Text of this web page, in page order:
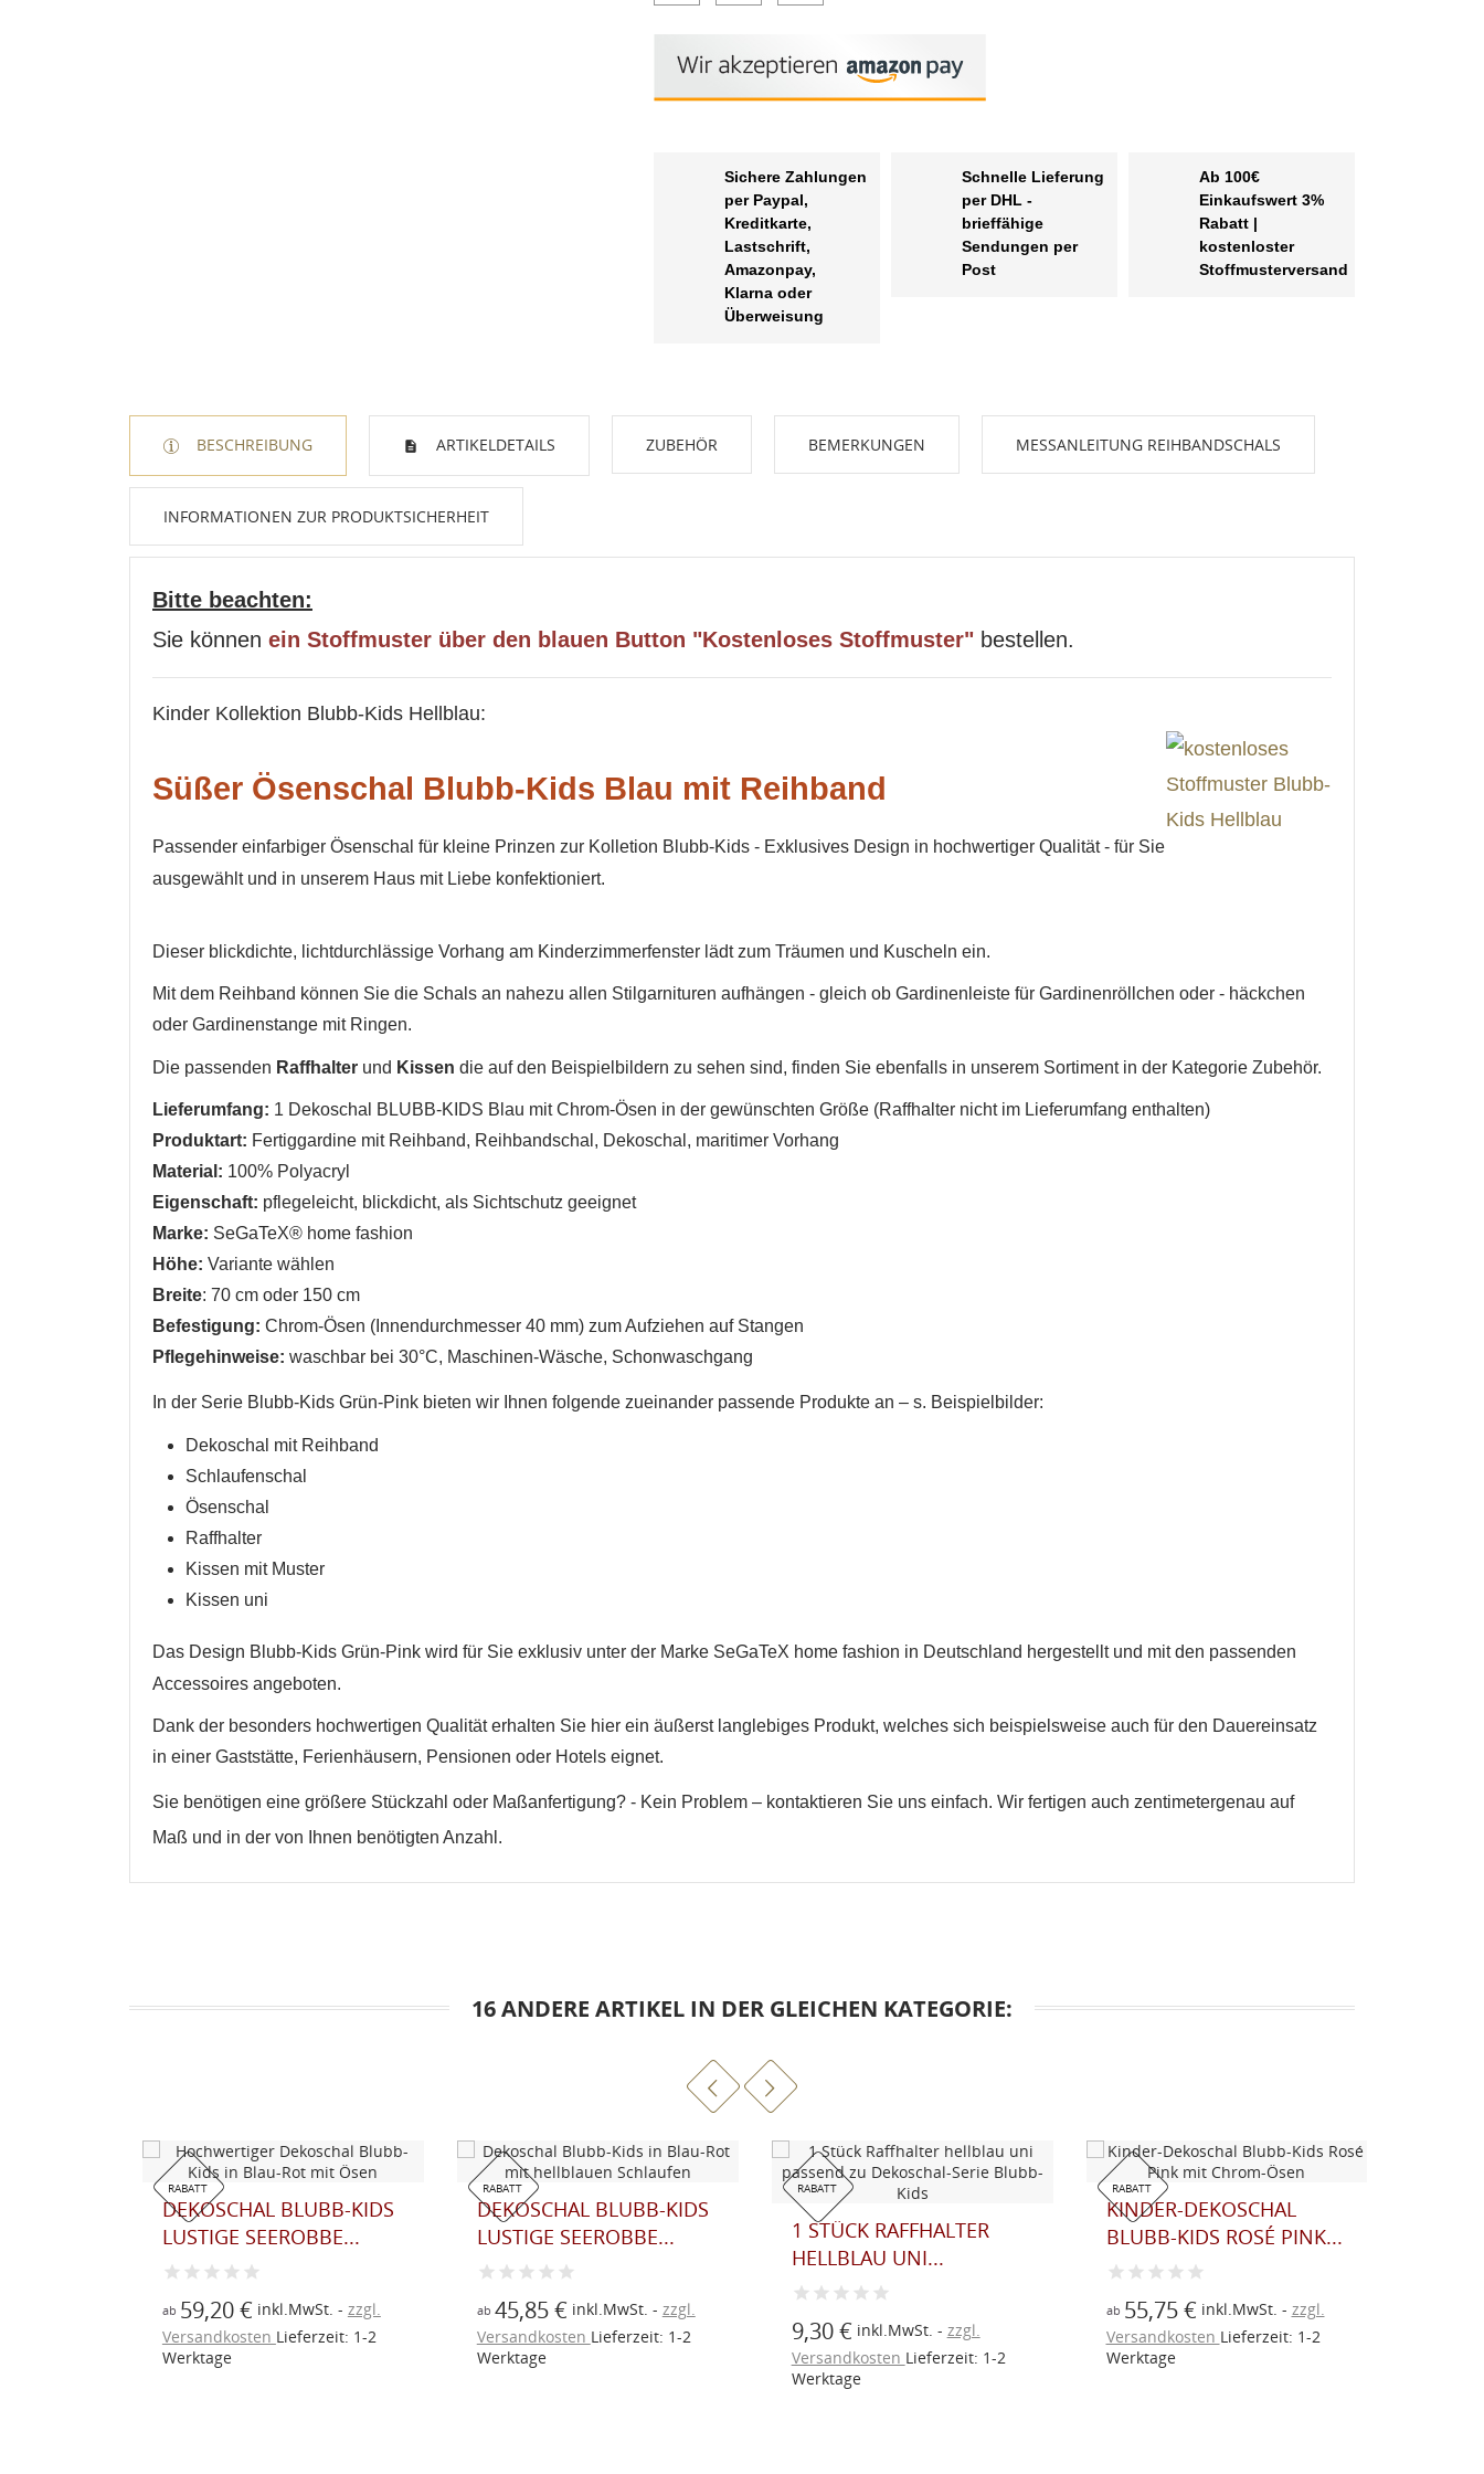
Sichere Zahlungen
per Paypal,
Kreditkarte,
Lastschrift,
Amazonpay,
Klarna oder
Überweisung
Schnelle Lieferung
per DHL -
brieffähige
Sendungen per
Post
Ab 100€
Einkaufswert 3%
Rabatt |
kostenloster
Stoffmusterversand
BESCHREIBUNG ARTIKELDETAILS ZUBEHÖR BEMERKUNGEN MESSANLEITUNG REIHBANDSCHALS
INFORMATIONEN ZUR PRODUKTSICHERHEIT
Bitte beachten:
Sie können ein Stoffmuster über den blauen Button "Kostenloses Stoffmuster" bestellen.
Kinder Kollektion Blubb-Kids Hellblau:
Süßer Ösenschal Blubb-Kids Blau mit Reihband
Passender einfarbiger Ösenschal für kleine Prinzen zur Kolletion Blubb-Kids - Exklusives Design in hochwertiger Qualität - für Sie
ausgewählt und in unserem Haus mit Liebe konfektioniert.
Dieser blickdichte, lichtdurchlässige Vorhang am Kinderzimmerfenster lädt zum Träumen und Kuscheln ein.
Mit dem Reihband können Sie die Schals an nahezu allen Stilgarnituren aufhängen - gleich ob Gardinenleiste für Gardinenröllchen oder - häckchen
oder Gardinenstange mit Ringen.
Die passenden Raffhalter und Kissen die auf den Beispielbildern zu sehen sind, finden Sie ebenfalls in unserem Sortiment in der Kategorie Zubehör.
Lieferumfang: 1 Dekoschal BLUBB-KIDS Blau mit Chrom-Ösen in der gewünschten Größe (Raffhalter nicht im Lieferumfang enthalten)
Produktart: Fertiggardine mit Reihband, Reihbandschal, Dekoschal, maritimer Vorhang
Material: 100% Polyacryl
Eigenschaft: pflegeleicht, blickdicht, als Sichtschutz geeignet
Marke: SeGaTeX® home fashion
Höhe: Variante wählen
Breite: 70 cm oder 150 cm
Befestigung: Chrom-Ösen (Innendurchmesser 40 mm) zum Aufziehen auf Stangen
Pflegehinweise: waschbar bei 30°C, Maschinen-Wäsche, Schonwaschgang
In der Serie Blubb-Kids Grün-Pink bieten wir Ihnen folgende zueinander passende Produkte an – s. Beispielbilder:
Dekoschal mit Reihband
Schlaufenschal
Ösenschal
Raffhalter
Kissen mit Muster
Kissen uni
Das Design Blubb-Kids Grün-Pink wird für Sie exklusiv unter der Marke SeGaTeX home fashion in Deutschland hergestellt und mit den passenden
Accessoires angeboten.
Dank der besonders hochwertigen Qualität erhalten Sie hier ein äußerst langlebiges Produkt, welches sich beispielsweise auch für den Dauereinsatz
in einer Gaststätte, Ferienhäusern, Pensionen oder Hotels eignet.
Sie benötigen eine größere Stückzahl oder Maßanfertigung? - Kein Problem – kontaktieren Sie uns einfach. Wir fertigen auch zentimetergenau auf
Maß und in der von Ihnen benötigten Anzahl.
16 ANDERE ARTIKEL IN DER GLEICHEN KATEGORIE:
RABATT
DEKOSCHAL BLUBB-KIDS
LUSTIGE SEEROBBE...
ab59,20 € inkl.MwSt.
zzgl.
VersandkostenLieferzeit: 1-2
Werktage
RABATT
DEKOSCHAL BLUBB-KIDS
LUSTIGE SEEROBBE...
ab45,85 € inkl.MwSt.
zzgl.
VersandkostenLieferzeit: 1-2
Werktage
RABATT
1 STÜCK RAFFHALTER
HELLBLAU UNI...
9,30 € inkl.MwSt.
zzgl.
VersandkostenLieferzeit: 1-2
Werktage
RABATT
KINDER-DEKOSCHAL
BLUBB-KIDS ROSÉ PINK...
ab55,75 € inkl.MwSt.
zzgl.
VersandkostenLieferzeit: 1-2
Werktage
WUNSCHLISTE ERSTELLEN
Name der Wunschliste
Abbrechen
ANMELDEN